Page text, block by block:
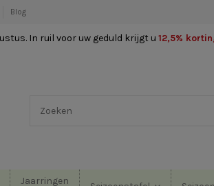
Blog
In ruil voor uw geduld krijgt u 12,5%
Jaarringen